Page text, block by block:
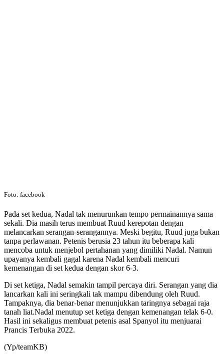
Foto: facebook
Pada set kedua, Nadal tak menurunkan tempo permainannya sama
sekali. Dia masih terus membuat Ruud kerepotan dengan
melancarkan serangan-serangannya. Meski begitu, Ruud juga bukan
tanpa perlawanan. Petenis berusia 23 tahun itu beberapa kali
mencoba untuk menjebol pertahanan yang dimiliki Nadal. Namun
upayanya kembali gagal karena Nadal kembali mencuri
kemenangan di set kedua dengan skor 6-3.
Di set ketiga, Nadal semakin tampil percaya diri. Serangan yang dia
lancarkan kali ini seringkali tak mampu dibendung oleh Ruud.
Tampaknya, dia benar-benar menunjukkan taringnya sebagai raja
tanah liat.Nadal menutup set ketiga dengan kemenangan telak 6-0.
Hasil ini sekaligus membuat petenis asal Spanyol itu menjuarai
Prancis Terbuka 2022.
(Yp/teamKB)